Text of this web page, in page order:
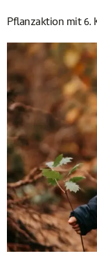
Pflanzaktion mit 6.